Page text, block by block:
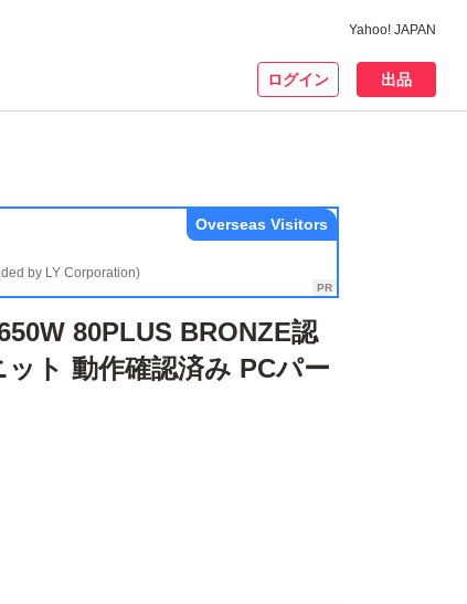
Yahoo! JAPAN
ログイン 出品
by LY Corporation)
Overseas Visitors
80PLUS BRONZE認
ト 動作確認済み PCパー